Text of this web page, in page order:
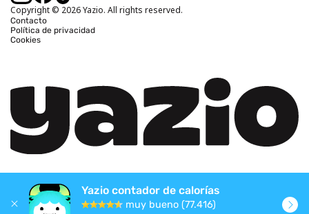
Copyright © 2026 Yazio. All rights reserved.
Contacto
Política de privacidad
Cookies
Yazio contador de calorías
muy bueno (77.416)